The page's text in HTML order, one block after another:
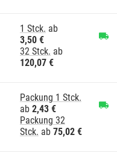
1 Stck. ab
3,50 €
32 Stck. ab
120,07 €
Packung 1 Stck.
ab 2,43 €
Packung 32
Stck. ab 75,02 €